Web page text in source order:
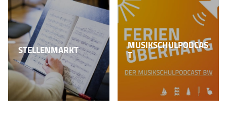
STELLENMARKT
MUSIKSCHULPODCAS
T